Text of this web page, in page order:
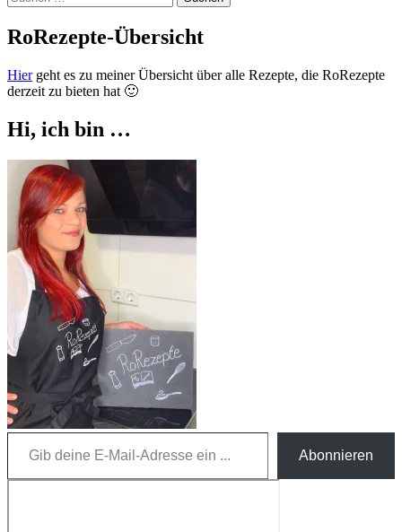
nach:
RoRezepte-Übersicht
Hiergeht es zu meiner Übersicht über alle Rezepte, die RoRezepte
derzeit zu bieten hat 🙂
Hi, ich bin …
Gib deine E-Mail-Adresse ein ...
Abonnieren